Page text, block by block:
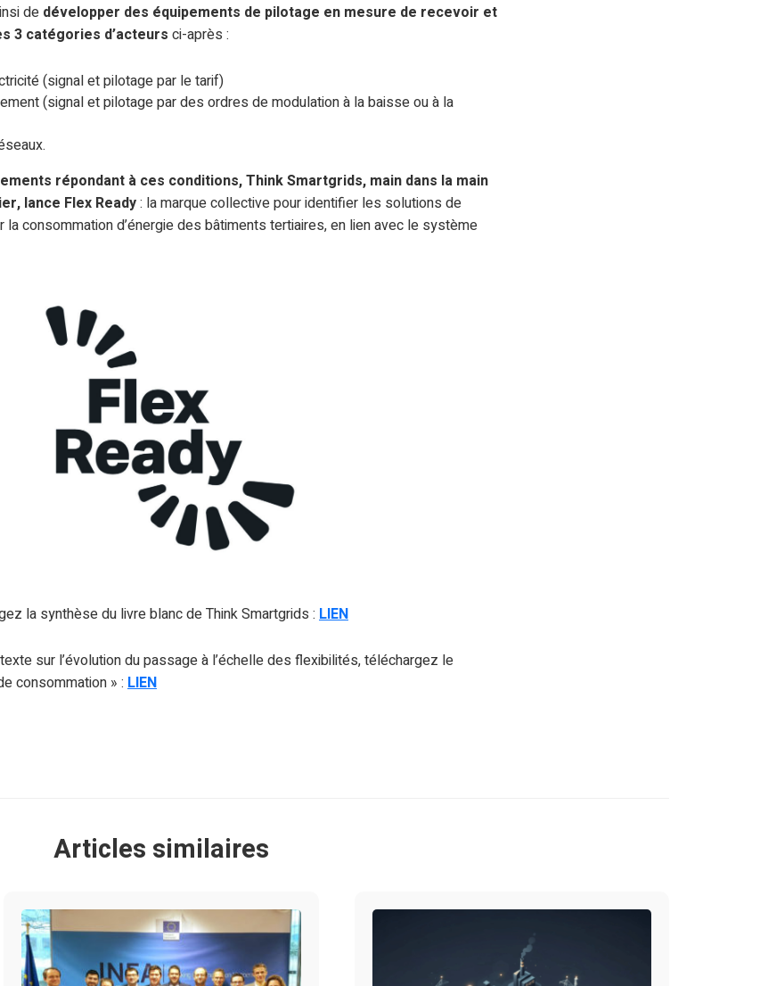
de développer des équipements de pilotage en mesure de recevoir et
3 catégories d’acteurs ci-après :
(signal et pilotage par le tarif)
(signal et pilotage par des ordres de modulation à la baisse ou à la
répondant à ces conditions, Think Smartgrids, main dans la main
lance Flex Ready: la marque collective pour identifier les solutions de
la consommation d’énergie des bâtiments tertiaires, en lien avec le système
la synthèse du livre blanc de Think Smartgrids : LIEN
sur l’évolution du passage à l’échelle des flexibilités, téléchargez le
consommation » : LIEN
Articles similaires